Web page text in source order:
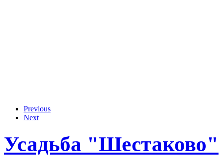
Previous
Next
Усадьба "Шестаково"